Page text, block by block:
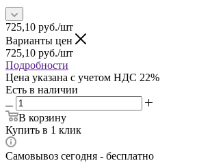
725,10 руб./шт
Варианты цен
725,10 руб./шт
Подробности
Цена указана с учетом НДС 22%
Есть в наличии
В корзину
Купить в 1 клик
Самовывоз сегодня - бесплатно